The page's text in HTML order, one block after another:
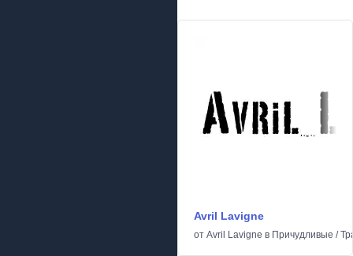
Avril Lavigne
от Avril Lavigne в Причудливые /